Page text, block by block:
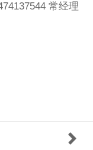
常经理